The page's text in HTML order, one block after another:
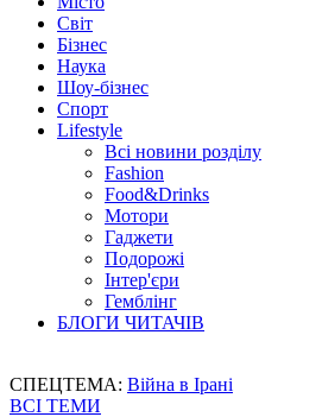
Світ
Бізнес
Наука
Шоу-бізнес
Спорт
Lifestyle
Всі новини розділу
Fashion
Food&Drinks
Мотори
Гаджети
Подорожі
Інтер'єри
Гемблінг
БЛОГИ ЧИТАЧІВ
СПЕЦТЕМА: Війна в Ірані
ВСІ ТЕМИ